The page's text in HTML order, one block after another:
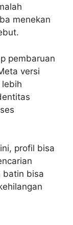
menekan
pembaruan
versi
profil bisa
batin bisa